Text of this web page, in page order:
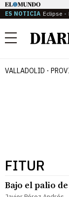
ES NOTICIA Eclipse
Menú
VALLADOLID
FITUR
Bajo el palio